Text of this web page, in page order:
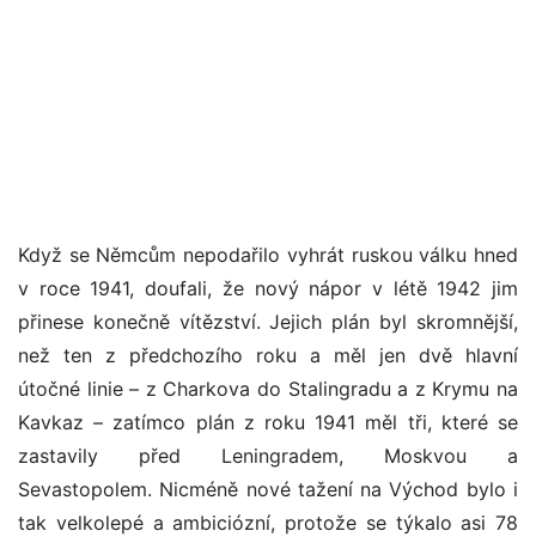
Když se Němcům nepodařilo vyhrát ruskou válku hned
v roce 1941, doufali, že nový nápor v létě 1942 jim
přinese konečně vítězství. Jejich plán byl skromnější,
než ten z předchozího roku a měl jen dvě hlavní
útočné linie – z Charkova do Stalingradu a z Krymu na
Kavkaz – zatímco plán z roku 1941 měl tři, které se
zastavily před Leningradem, Moskvou a
Sevastopolem. Nicméně nové tažení na Východ bylo i
tak velkolepé a ambiciózní, protože se týkalo asi 78